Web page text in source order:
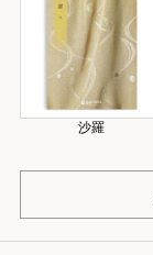
沙羅